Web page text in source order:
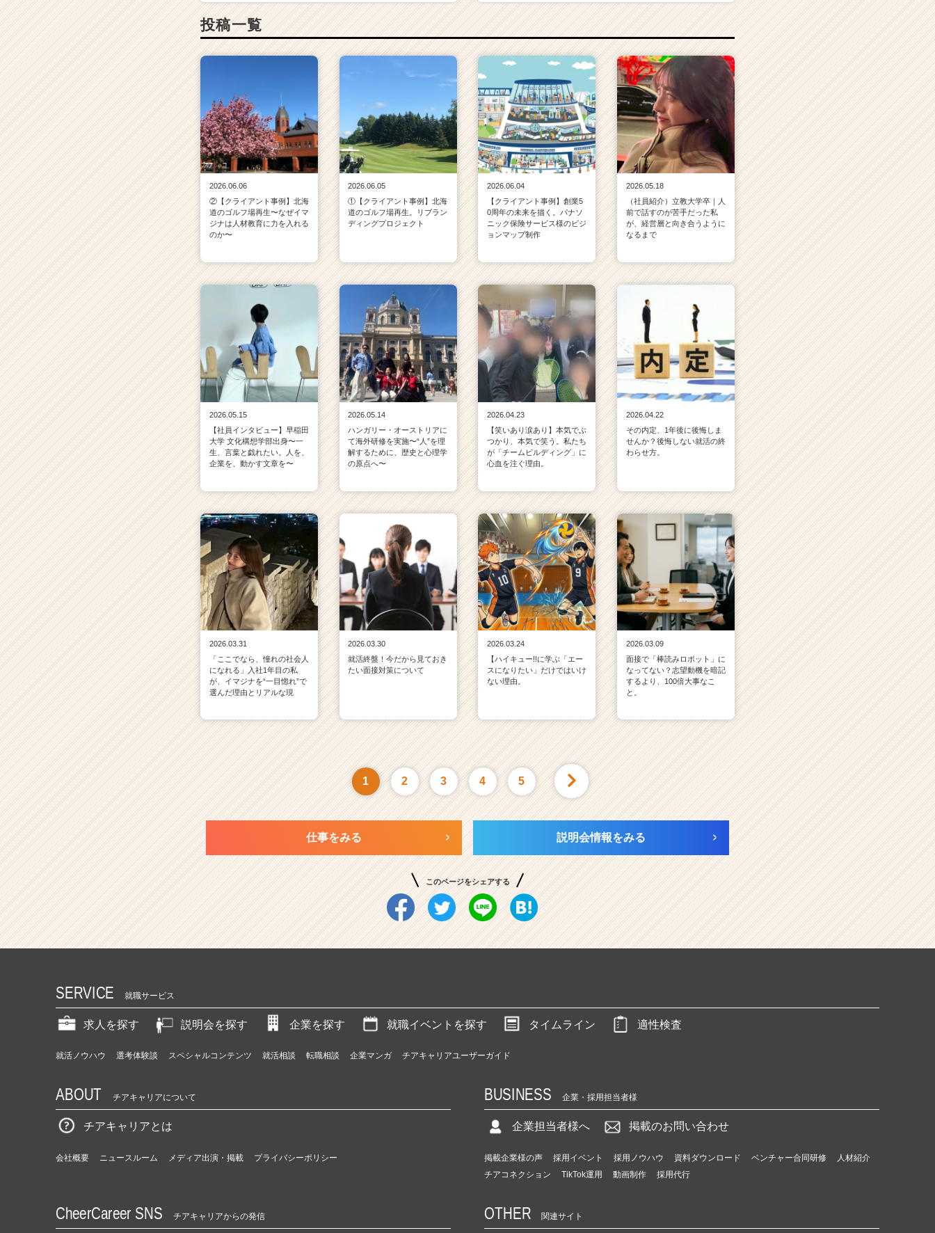
投稿一覧
2026.06.06
②【クライアント事例】北海
道のゴルフ場再生〜なぜイマ
ジナは人材教育に力を入れる
のか〜
2026.06.05
①【クライアント事例】北海
道のゴルフ場再生。リブラン
ディングプロジェクト
2026.06.04
【クライアント事例】創業5
0周年の未来を描く。パナソ
ニック保険サービス様のビジ
ョンマップ制作
2026.05.18
（社員紹介）立教大学卒｜人
前で話すのが苦手だった私
が、経営層と向き合うように
なるまで
2026.05.15
【社員インタビュー】早稲田
大学 文化構想学部出身〜一
生、言葉と戯れたい。人を、
企業を、動かす文章を〜
2026.05.14
ハンガリー・オーストリアに
て海外研修を実施〜“人”を理
解するために、歴史と心理学
の原点へ〜
2026.04.23
【笑いあり涙あり】本気でぶ
つかり、本気で笑う。私たち
が「チームビルディング」に
心血を注ぐ理由。
2026.04.22
その内定、1年後に後悔しま
せんか？後悔しない就活の終
わらせ方。
2026.03.31
「ここでなら、憧れの社会人
になれる」入社1年目の私
が、イマジナを“一目惚れ”で
選んだ理由とリアルな現
2026.03.30
就活終盤！今だから見ておき
たい面接対策について
2026.03.24
【ハイキュー!!に学ぶ「エー
スになりたい」だけではいけ
ない理由。
2026.03.09
面接で「棒読みロボット」に
なってない？志望動機を暗記
するより、100倍大事なこ
と。
1 2 3 4 5
仕事をみる 説明会情報をみる
このページをシェアする
SERVICE 就職サービス
求人を探す 説明会を探す 企業を探す 就職イベントを探す タイムライン 適性検査
就活ノウハウ 選考体験談 スペシャルコンテンツ 就活相談 転職相談 企業マンガ チアキャリアユーザーガイド
ABOUT チアキャリアについて
チアキャリアとは
会社概要 ニュースルーム メディア出演・掲載 プライバシーポリシー
BUSINESS 企業・採用担当者様
企業担当者様へ 掲載のお問い合わせ
掲載企業様の声 採用イベント 採用ノウハウ 資料ダウンロード ベンチャー合同研修
人材紹介
チアコネクション
TikTok運用 動画制作 採用代行
CheerCareer SNS チアキャリアからの発信 OTHER 関連サイト